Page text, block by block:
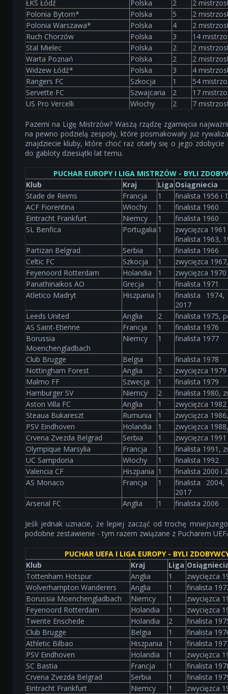
ŁKS Łódź
Polska 2
2
Polonia Bytom*
Polska 5
2
Polonia Warszawa*
Polska 4
2
Ruch Chorzów
Polska 3
14
Stal Mielec
Polska 2
2
Warta Poznań
Polska 2
2
Widzew Łódź*
Polska 3
4
Rangers FC
Szkocja 1
54
Servette FC
Szwajcaria 2
17
US Pro Vercelli
Włochy 2 7
Pazerni na Ligę Mistrzów? Waszą rządzę zgarnięcia
na pewno podzielą zespoły, które posmakowały już
znajdziecie kluby, które choć raz otarły się o jego
do gabloty dziesiątki lat temu.
PUCHAR EUROPY I LIGA MISTRZÓW - BYLI
Klub
Kraj Liga Osiągniecia
Stade de Reims
Francja 1
finalista 1956 i
ACF Fiorentina
Włochy 1
finalista 1960
Eintracht Frankfurt
Niemcy 1
finalista 1960
SL Benfica
Portugalia 1
zwycięzca
finalista 1963,
Partizan Belgrad
Serbia 1
finalista 1966
Celtic FC
Szkocja 1
zwycięzca
Feyenoord Rotterdam
Holandia 1
zwycięzca 1970
Panathinaikos AO
Grecja 1
finalista 1971
Atletico Madryt
Hiszpania 1
finalista
2017
Leeds United
Anglia 2
finalista 1975,
AS Saint-Etienne
Francja 1
finalista 1976
Borussia
Moenchengladbach
Niemcy 1 finalista 1977
Club Brugge Belgia 1
finalista 1978
Nottingham Forest
Anglia 2
zwycięzca
Malmo FF
Szwecja 1
finalista 1979
Hamburger SV
Niemcy 2
finalista 1980,
Aston Villa FC
Anglia 1
zwycięzca 1982
Steaua Bukareszt
Rumunia 1
zwycięzca
PSV Eindhoven
Holandia 1
zwycięzca
Crvena Zvezda Belgrad
Serbia 1
zwycięzca 1991
Olympique Marsylia
Francja 1
finalista 1991,
UC Sampdoria
Włochy 1
finalista 1992
Valencia CF
Hiszpania 1
finalista 2000 i
AS Monaco
Francja 1
finalista
2017
Arsenal FC
Anglia 1 finalista 2006
Jeśli jednak uznacie, że lepiej zacząć od trochę
podobne zestawienie - tym razem związane z Pucharem
PUCHAR UEFA I LIGA EUROPY - BYLI
Klub
Kraj Liga
Tottenham Hotspur
Anglia 1
zwycięzca
Wolverhampton Wanderers
Anglia 1
finalista
Borussia Moenchengladbach
Niemcy 1
zwycięzca
Feyenoord Rotterdam
Holandia 1
zwycięzca
Twente Enschede
Holandia 2
finalista
Club Brugge
Belgia 1
finalista
Athletic Bilbao
Hiszpania 1
finalista
PSV Eindhoven
Holandia 1
zwycięzca
SC Bastia
Francja 1
finalista
Crvena Zvezda Belgrad
Serbia 1
finalista
Eintracht Frankfurt
Niemcy 1
zwycięzca